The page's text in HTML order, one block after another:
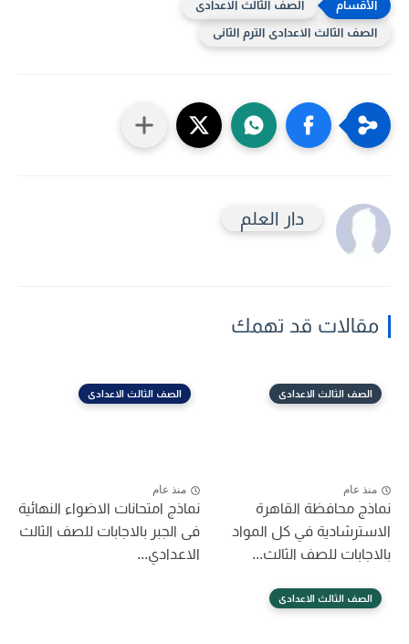
الصف الثالث الاعدادى
الصف الثالث الاعدادى الترم الثانى
دار العلم
مقالات قد تهمك
الصف الثالث الاعدادى
منذ عام
نماذج محافظة القاهرة
الاسترشادية في كل المواد
بالاجابات للصف الثالث...
الصف الثالث الاعدادى
منذ عام
نماذج امتحانات الاضواء النهائية
فى الجبر بالاجابات للصف الثالث
الاعدادي...
الصف الثالث الاعدادى